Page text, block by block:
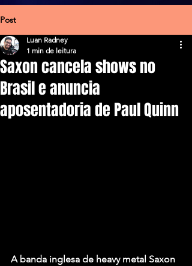
Post
Saxon cancela shows no
Brasil e anuncia
aposentadoria de Paul Quinn
Luan Radney
1 min de leitura
A banda inglesa de heavy metal Saxon